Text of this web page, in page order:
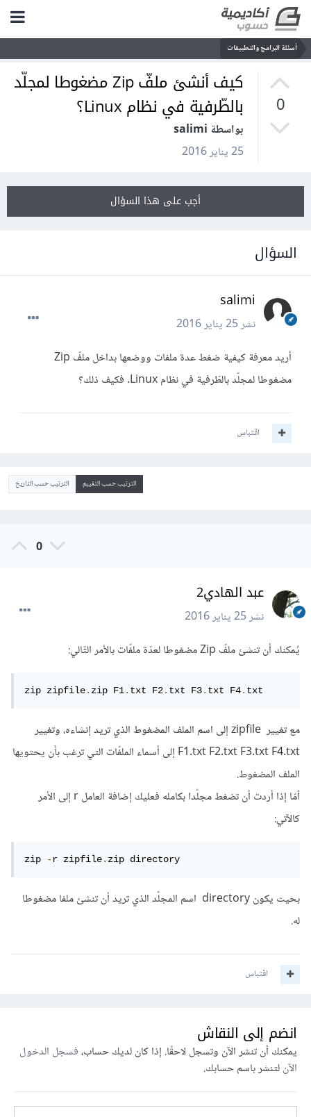
أسئلة البرامج والتطبيقات
0
كيف أنشئ ملفّ Zip مضغوطا لمجلّد
بالطّرفية في نظام Linux؟
بواسطة salimi
25 يناير 2016
أجب على هذا السؤال
السؤال
salimi
نشر25 يناير 2016
أريد معرفة كيفية ضغط عدة ملفات ووضعها بداخل ملفّ Zip
مضغوطا لمجلّد بالطّرفية في نظام Linux. فكيف ذلك؟
اقتباس
الترتيب حسب التقييم الترتيب حسب التاريخ
0
عبد الهادي2
نشر25 يناير 2016
يُمكنك أن تنشئ ملفّ Zip مضغوطا لعدّة ملفّات بالأمر التّالي:
zip zipfile.zip F1.txt F2.txt F3.txt F4.txt
مع تغيير zipfile إلى اسم الملف المضغوط الذي تريد إنشاءه، وتغيير
F1.txt F2.txt F3.txt F4.txt إلى أسماء الملفّات التي ترغب بأن يحتويها
الملف المضغوط.
أمّا إذا أردت أن تضغط مجلّدا بكامله فعليك إضافة العامل r إلى الأمر
كالآتي:
zip -r zipfile.zip directory
بحيث يكون directory اسم المجلّد الذي تريد أن تنشئ ملفا مضغوطا
له.
اقتباس
انضم إلى النقاش
يمكنك أن تنشر الآن وتسجل لاحقًا. إذا كان لديك حساب،فسجل الدخول
الآنلتنشر باسم حسابك.